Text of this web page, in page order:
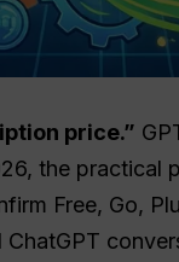
price.”
the practical
Free, Go,